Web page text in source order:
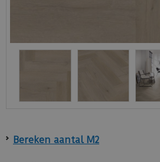
Bereken aantal M2